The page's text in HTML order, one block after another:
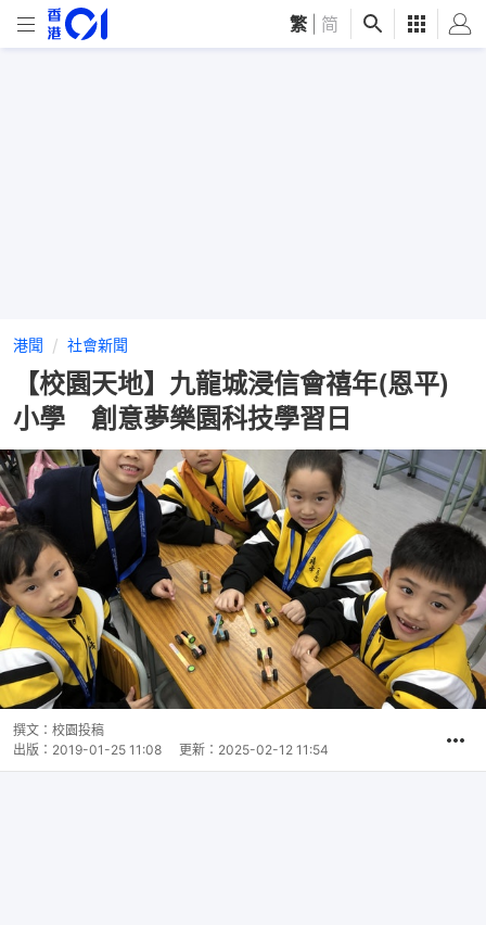
繁 简
港聞 社會新聞
【校園天地】九龍城浸信會禧年(恩平)
小學 創意夢樂園科技學習日
撰文： 校園投稿
出版： 2019-01-25 11:08 更新： 2025-02-12 11:54